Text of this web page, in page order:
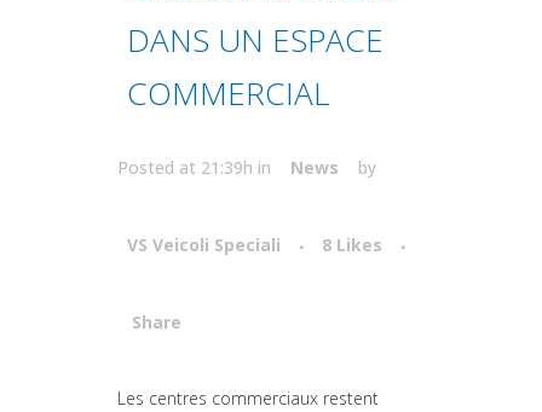
DANS UN ESPACE
COMMERCIAL
Posted at 21:39h in News by
VS Veicoli Speciali 8 Likes
Share
Attiva comando
Les centres commerciaux restent